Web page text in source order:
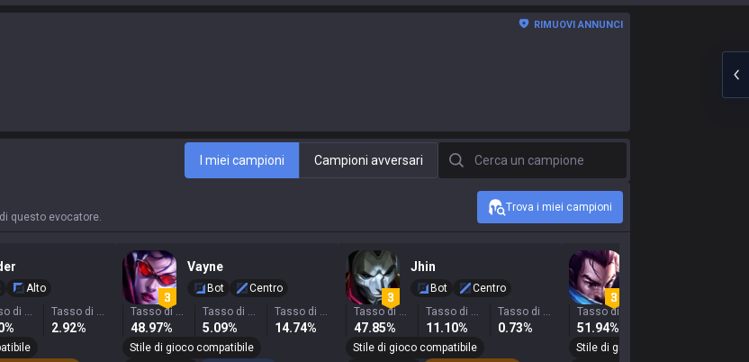
RIMUOVI ANNUNCI
I miei campioni Campioni avversari
Cerca un campione
questo evocatore.
Trova i miei campioni
Alto
Tasso di selezione Tasso di ban
2.92%
Vayne
Bot
Centro
Tasso di vittoria
48.97%
Tasso di selezione
5.09%
Tasso di ban
14.74%
Stile di gioco compatibile
Jhin
Bot
Centro
Tasso di vittoria
47.85%
Tasso di selezione
11.10%
Tasso di ban
0.73%
Stile di gioco compatibile
51.94%
Stile di gioco compatibile